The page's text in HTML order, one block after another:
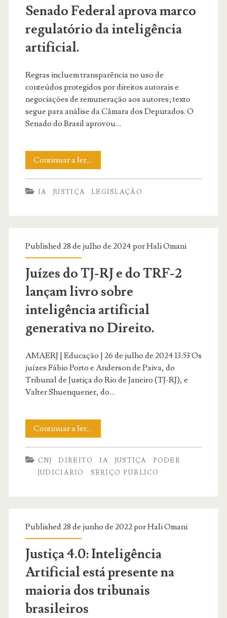
de
IA.
Senado Federal aprova marco
regulatório da inteligência
artificial.
Regras incluem transparência no uso de
conteúdos protegidos por direitos autorais e
negociações de remuneração aos autores; texto
segue para análise da Câmara dos Deputados. O
Senado do Brasil aprovou…
Continuar a ler…
Federal
aprova
da
inteligência
artificial.
IA JUSTIÇA LEGISLAÇÃO
Published 28 de julho de 2024 porHali Omani
Juízes do TJ-RJ e do TRF-2
lançam livro sobre
inteligência artificial
generativa no Direito.
AMAERJ | Educação | 26 de julho de 2024 13:53 Os
juízes Fábio Porto e Anderson de Paiva, do
Tribunal de Justiça do Rio de Janeiro (TJ-RJ), e
Valter Shuenquener, do…
Continuar a ler…
do
TJ-
2
lançam
livro
CNJ DIREITO IA JUSTIÇA
PODER
JUDICIÁRIO
SERIÇO PÚBLICO
Published 28 de junho de 2022 porHali Omani
Justiça 4.0: Inteligência
Artificial está presente na
maioria dos tribunais
brasileiros